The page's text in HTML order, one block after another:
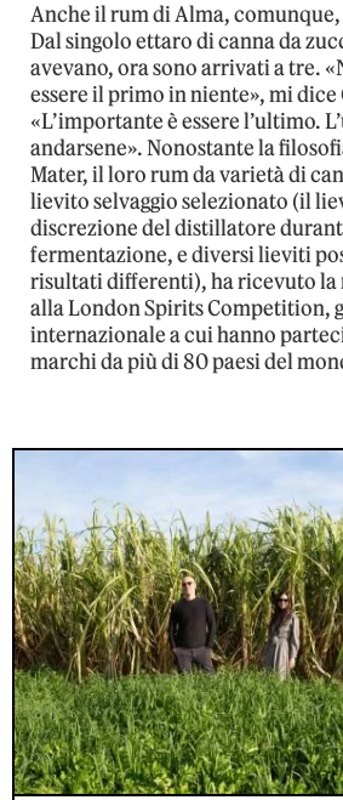
Anche il rum di Alma,
Dal singolo ettaro di canna da
avevano, ora sono arrivati a tre.
essere il primo in niente», mi dice
«L’importante è essere l’ultimo.
andarsene». Nonostante la
Mater, il loro rum da varietà di
lievito selvaggio selezionato (il
discrezione del distillatore
fermentazione, e diversi lieviti
risultati differenti), ha ricevuto la
alla London Spirits Competition,
internazionale a cui hanno
marchi da più di 80 paesi del